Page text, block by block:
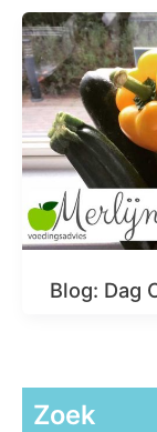
Blog: Dag
Zoek